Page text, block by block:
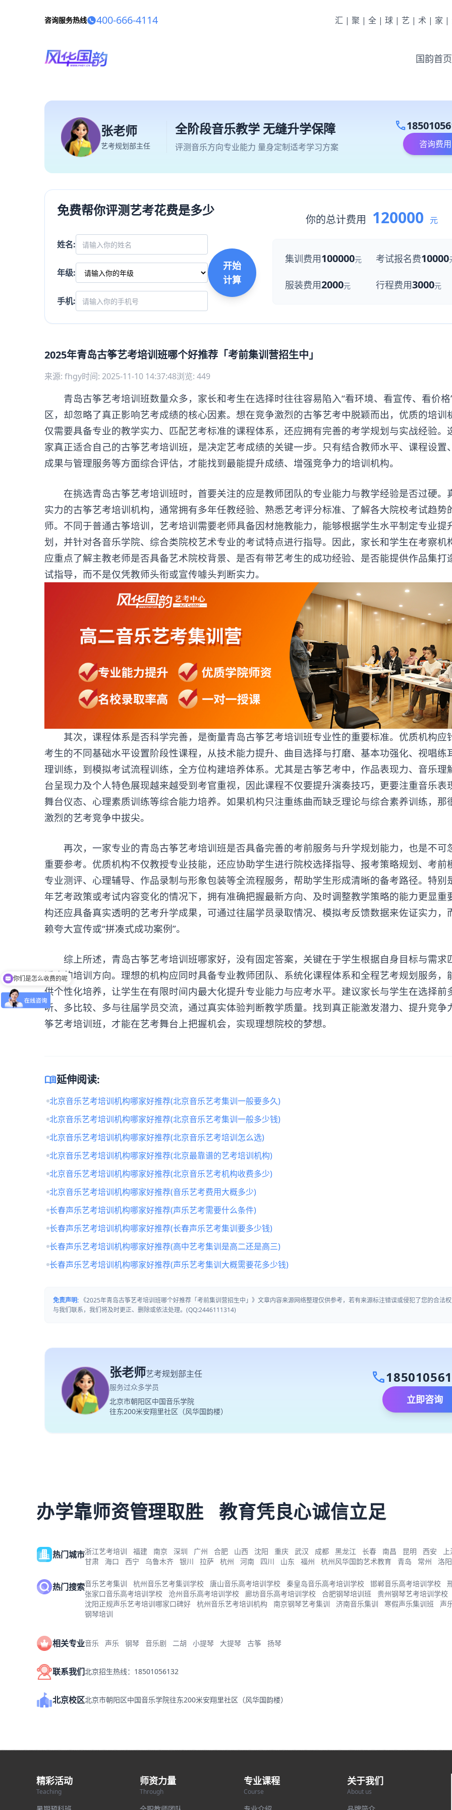
咨询服务热线 400-666-4114 汇|聚|全|球|艺|术|家|
国韵首页
张老师
艺考规划部主任
全阶段音乐教学 无缝升学保障
评测音乐方向专业能力 量身定制适考学习方案
call
咨询费用
免费帮你评测艺考花费是多少
姓名:
年级:
手机:
开始
计算
你的总计费用 120000 元
集训费用100000元 考试报名费10000
服装费用2000元 行程费用3000元
2025年青岛古筝艺考培训班哪个好推荐「考前集训营招生中」
来源: fhgy时间: 2025-11-10 14:37:48浏览: 449
青岛古筝艺考培训班数量众多，家长和考生在选择时往往容易陷入“看环境、看宣传、看价格
区，却忽略了真正影响艺考成绩的核心因素。想在竞争激烈的古筝艺考中脱颖而出，优质的培训
仅需要具备专业的教学实力、匹配艺考标准的课程体系，还应拥有完善的考学规划与实战经验。
家真正适合自己的古筝艺考培训班，是决定艺考成绩的关键一步。只有结合教师水平、课程设置
成果与管理服务等方面综合评估，才能找到最能提升成绩、增强竞争力的培训机构。
在挑选青岛古筝艺考培训班时，首要关注的应是教师团队的专业能力与教学经验是否过硬。
实力的古筝艺考培训机构，通常拥有多年任教经验、熟悉艺考评分标准、了解各大院校考试趋势
师。不同于普通古筝培训，艺考培训需要老师具备因材施教能力，能够根据学生水平制定专业提
划，并针对各音乐学院、综合类院校艺术专业的考试特点进行指导。因此，家长和学生在考察机
应重点了解主教老师是否具备艺术院校背景、是否有带艺考生的成功经验、是否能提供作品集打
试指导，而不是仅凭教师头衔或宣传噱头判断实力。
其次，课程体系是否科学完善，是衡量青岛古筝艺考培训班专业性的重要标准。优质机构应
考生的不同基础水平设置阶段性课程，从技术能力提升、曲目选择与打磨、基本功强化、视唱练
理训练，到模拟考试流程训练，全方位构建培养体系。尤其是古筝艺考中，作品表现力、音乐理
台呈现力及个人特色展现越来越受到考官重视，因此课程不仅要提升演奏技巧，更要注重音乐表
舞台仪态、心理素质训练等综合能力培养。如果机构只注重练曲而缺乏理论与综合素养训练，那
激烈的艺考竞争中拔尖。
再次，一家专业的青岛古筝艺考培训班是否具备完善的考前服务与升学规划能力，也是不可
重要参考。优质机构不仅教授专业技能，还应协助学生进行院校选择指导、报考策略规划、考前
专业测评、心理辅导、作品录制与形象包装等全流程服务，帮助学生形成清晰的备考路径。特别
年艺考政策或考试内容变化的情况下，拥有准确把握最新方向、及时调整教学策略的能力更显重
构还应具备真实透明的艺考升学成果，可通过往届学员录取情况、模拟考反馈数据来佐证实力，
赖夸大宣传或“拼凑式成功案例”。
综上所述，青岛古筝艺考培训班哪家好，没有固定答案，关键在于学生根据自身目标与需求
适合的培训方向。理想的机构应同时具备专业教师团队、系统化课程体系和全程艺考规划服务，
供个性化培养，让学生在有限时间内最大化提升专业能力与应考水平。建议家长与学生在选择前
听、多比较、多与往届学员交流，通过真实体验判断教学质量。找到真正能激发潜力、提升竞争
筝艺考培训班，才能在艺考舞台上把握机会，实现理想院校的梦想。
menu_book延伸阅读:
北京音乐艺考培训机构哪家好推荐(北京音乐艺考集训一般要多久)
北京音乐艺考培训机构哪家好推荐(北京音乐艺考集训一般多少钱)
北京音乐艺考培训机构哪家好推荐(北京音乐艺考培训怎么选)
北京音乐艺考培训机构哪家好推荐(北京最靠谱的艺考培训机构)
北京音乐艺考培训机构哪家好推荐(北京音乐艺考机构收费多少)
北京音乐艺考培训机构哪家好推荐(音乐艺考费用大概多少)
长春声乐艺考培训机构哪家好推荐(声乐艺考需要什么条件)
长春声乐艺考培训机构哪家好推荐(长春声乐艺考集训要多少钱)
长春声乐艺考培训机构哪家好推荐(高中艺考集训是高二还是高三)
长春声乐艺考培训机构哪家好推荐(声乐艺考集训大概需要花多少钱)
免责声明: 《2025年青岛古筝艺考培训班哪个好推荐「考前集训营招生中」》文章内容来源网络整理仅供参考，若有来源标注错误或侵犯了您的合法
与我们联系，我们将及时更正、删除或依法处理。(QQ:2446111314)
张老师艺考规划部主任
服务过众多学员
北京市朝阳区中国音乐学院
往东200米安翔里社区（风华国韵楼）
call
立即咨询
办学靠师资管理取胜 教育凭良心诚信立足
热门城市浙江艺考培训 福建 南京 深圳 广州 合肥 山西 沈阳 重庆 武汉 成都 黑龙江 长春 南昌 昆明 西安
甘肃
海口 西宁 乌鲁木齐 银川 拉萨 杭州 河南 四川 山东 福州 杭州风华国韵艺术教育 青岛 常州 洛阳
热门搜索音乐艺考集训 杭州音乐艺考集训学校 唐山音乐高考培训学校 秦皇岛音乐高考培训学校 邯郸音乐高考培训学校
张家口音乐高考培训学校
沧州音乐高考培训学校 廊坊音乐高考培训学校 合肥钢琴培训班
贵州钢琴艺考培训学校
沈阳正规声乐艺考培训哪家口碑好
杭州音乐艺考培训机构 南京钢琴艺考集训 济南音乐集训 寒假声乐集训班
声
钢琴培训
相关专业音乐 声乐 钢琴 音乐剧 二胡 小提琴 大提琴 古筝 扬琴
联系我们北京招生热线：18501056132
北京校区北京市朝阳区中国音乐学院往东200米安翔里社区（风华国韵楼）
精彩活动
Teaching
师资力量
Through
专业课程
Course
关于我们
About us
你们是怎么收费的呢
怎么获取试听名额？